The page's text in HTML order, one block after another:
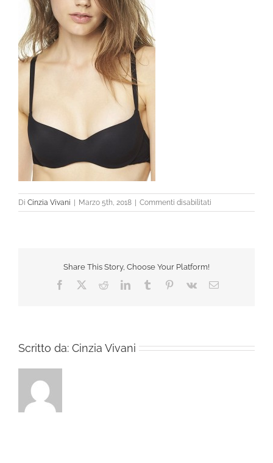
Di Cinzia Vivani | Marzo 5th, 2018 | Commenti disabilitati
Share This Story, Choose Your Platform!
Facebook RedditLinkedInTumblr Pinterest
Vk Email
Scritto da: Cinzia Vivani